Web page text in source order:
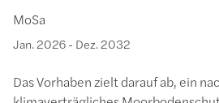
MoSa
Jan. 2026 - Dez. 2032
Das Vorhaben zielt darauf ab, ein